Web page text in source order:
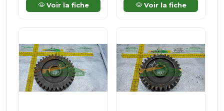
Voir la fiche Voir la fiche